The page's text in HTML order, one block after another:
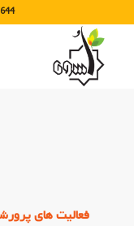
فعالیت های